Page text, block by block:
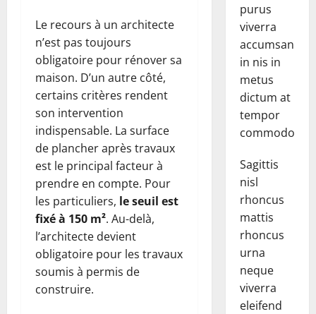
Le recours à un architecte
n’est pas toujours
obligatoire pour rénover sa
maison. D’un autre côté,
certains critères rendent
son intervention
indispensable. La surface
de plancher après travaux
est le principal facteur à
prendre en compte. Pour
les particuliers, le seuil est
fixé à 150 m². Au-delà,
l’architecte devient
obligatoire pour les travaux
soumis à permis de
construire.
purus
viverra
accumsan
in nis in
metus
dictum at
tempor
commodo.
Sagittis
nisl
rhoncus
mattis
rhoncus
urna
neque
viverra
eleifend